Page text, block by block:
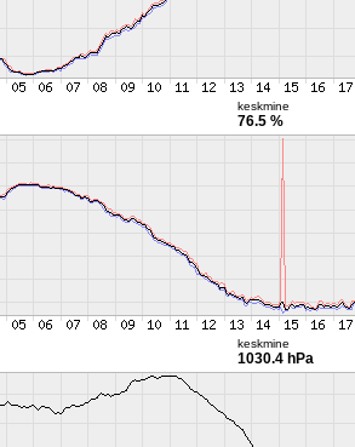
keskmine
76.5 %
keskmine
1030.4 hPa